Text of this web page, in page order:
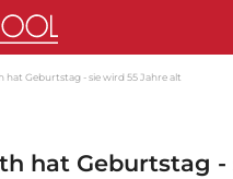
hat Geburtstag - sie wird 55 Jahre alt
hat Geburtstag -